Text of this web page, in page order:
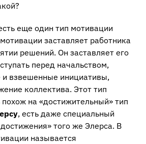
еще один тип мотивации
заставляет работника
решений. Он заставляет его
перед начальством,
и взвешенные инициативы,
коллектива. Этот тип
на «достижительный» тип
, есть даже специальный
того же Элерса. В
называется